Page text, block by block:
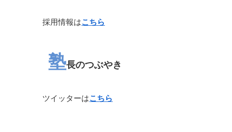
採用情報はこちら
塾長のつぶやき
ツイッターはこちら